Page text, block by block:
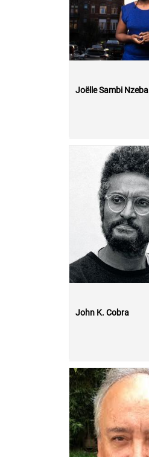
Joëlle Sambi Nzeba
John K. Cobra